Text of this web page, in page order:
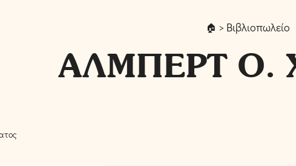
> Βιβλιοπωλείο
ΑΛΜΠΕΡΤ Ο.